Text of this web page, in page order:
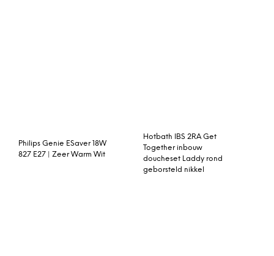
Philips Genie ESaver 18W
827 E27 | Zeer Warm Wit
Hotbath IBS 2RA Get
Together inbouw
doucheset Laddy rond
geborsteld nikkel